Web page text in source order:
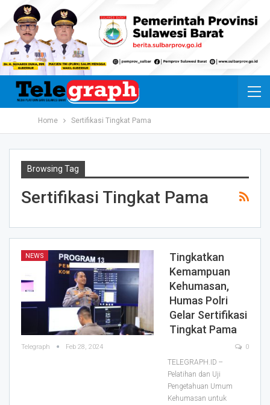
Home Sertifikasi Tingkat Pama
Browsing Tag
Sertifikasi Tingkat Pama
NEWS
Tingkatkan
Kemampuan
Kehumasan,
Humas Polri
Gelar Sertifikasi
Tingkat Pama
Telegraph Feb 28, 2024 0
TELEGRAPH.ID --
Pelatihan dan Uji
Pengetahuan Umum
Kehumasan untuk